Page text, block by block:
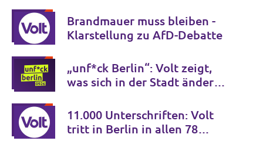
Koalitionsvertrag
Brandmauer muss bleiben -
Klarstellung zu AfD-Debatte
„unf*ck Berlin“: Volt zeigt,
was sich in der Stadt ändern
gleich mit
11.000 Unterschriften: Volt
tritt in Berlin in allen 78